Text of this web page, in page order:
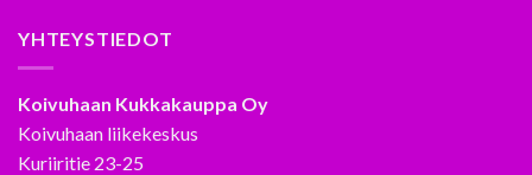
YHTEYSTIEDOT
Koivuhaan Kukkakauppa Oy
Koivuhaan liikekeskus
Kuriiritie 23-25